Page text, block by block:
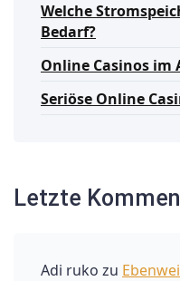
Welche
Bedarf?
Online Casinos im
Seriöse Online
Letzte
Adi ruko zu